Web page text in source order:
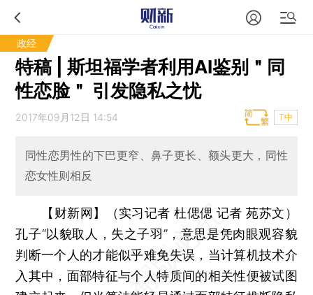
政经
特稿 | 斯坦福学者利用AI鉴别＂同
性恋脸＂ 引发隐私之忧
2017年09月12日 14:54 T中
同性恋男性的下巴更窄、鼻子更长、额头更大，同性
恋女性则相反
【财新网】（实习记者 杜偲偲 记者 苑苏文）
孔子“以貌取人，失之子羽”，意思是凭肉眼观容貌
判断一个人的才能似乎难免失误，当计算机技术介
入其中，面部特征与个人特质间的相关性便被试图